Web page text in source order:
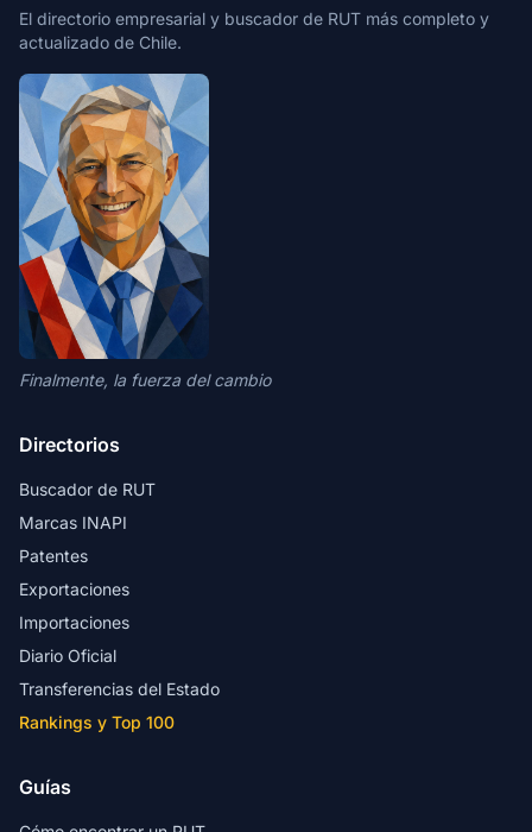
El directorio empresarial y buscador de RUT más completo y
actualizado de Chile.
Finalmente, la fuerza del cambio
Directorios
Buscador de RUT
Marcas INAPI
Patentes
Exportaciones
Importaciones
Diario Oficial
Transferencias del Estado
Rankings y Top 100
Guías